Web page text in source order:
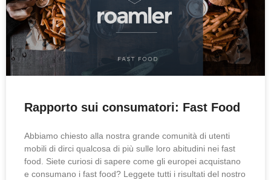
Rapporto sui consumatori: Fast Food
Abbiamo chiesto alla nostra grande comunità di utenti
mobili di dirci qualcosa di più sulle loro abitudini nei fast
food. Siete curiosi di sapere come gli europei acquistano
e consumano i fast food? Leggete tutti i risultati del nostro